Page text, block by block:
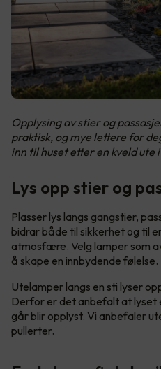
Opplysing av stier og
praktisk, og mye lettere for
inn til huset etter en kveld ute
Lys opp stier og
Plasser lys langs gangstier,
bidrar både til sikkerhet og til
atmosfære. Velg lamper som
å skape en innbydende følelse.
Utelamper langs en sti lyser
Derfor er det anbefalt at lyset
går blir opplyst. Vi anbefaler
pullerter.